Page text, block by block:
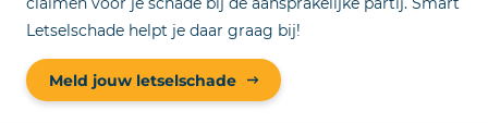
Letselschade helpt je daar graag bij!
Meld jouw letselschade